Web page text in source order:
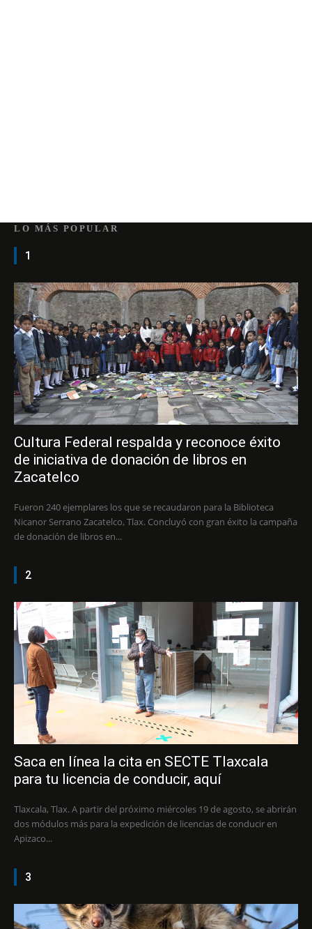
LO MÁS POPULAR
1
Cultura Federal respalda y reconoce éxito
de iniciativa de donación de libros en
Zacatelco
Fueron 240 ejemplares los que se recaudaron para la Biblioteca
Nicanor Serrano Zacatelco, Tlax. Concluyó con gran éxito la campaña
de donación de libros en...
2
Saca en línea la cita en SECTE Tlaxcala
para tu licencia de conducir, aquí
Tlaxcala, Tlax. A partir del próximo miércoles 19 de agosto, se abrirán
dos módulos más para la expedición de licencias de conducir en
Apizaco...
3